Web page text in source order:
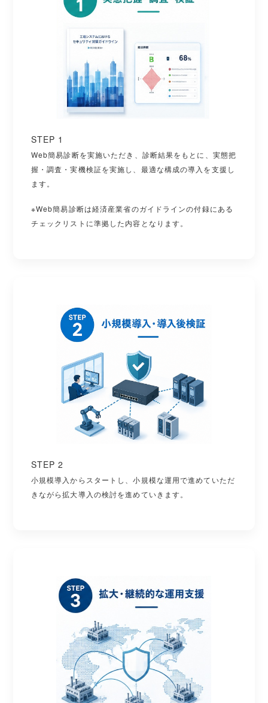
STEP 1
Web簡易診断を実施いただき、診断結果をもとに、実態把
握・調査・実機検証を実施し、最適な構成の導入を支援し
ます。
※Web簡易診断は経済産業省のガイドラインの付録にある
チェックリストに準拠した内容となります。
STEP 2
小規模導入からスタートし、小規模な運用で進めていただ
きながら拡大導入の検討を進めていきます。